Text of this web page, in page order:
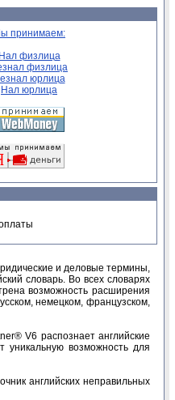
принимаем:
Нал физлица
физлица
юрлица
Нал юрлица
и деловые термины,
словарь. Во всех словарях
возможность расширения
немецком, французском,
V6 распознает английские
возможность для
английских неправильных